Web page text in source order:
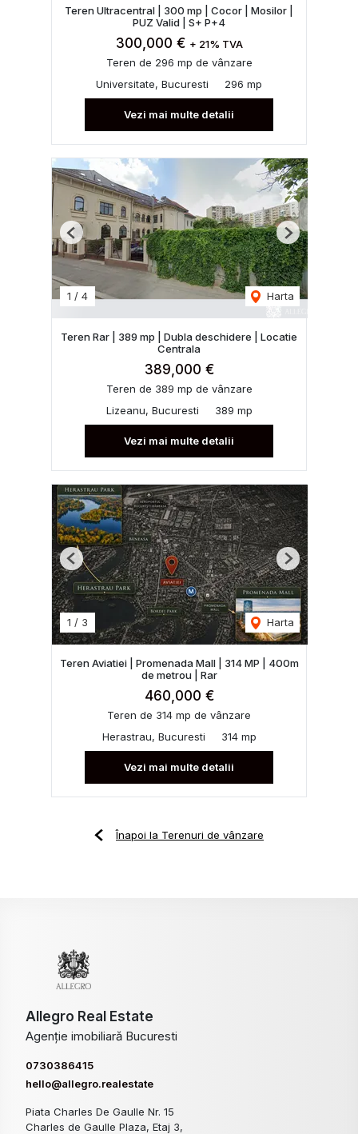
Teren Ultracentral | 300 mp | Cocor | Mosilor |
PUZ Valid | S+ P+4
300,000 € + 21% TVA
Teren de 296 mp de vânzare
Universitate, Bucuresti
296 mp
Vezi mai multe detalii
1 / 4 Harta
Previous Next
Teren Rar | 389 mp | Dubla deschidere | Locatie
Centrala
389,000 €
Teren de 389 mp de vânzare
Lizeanu, Bucuresti
389 mp
Vezi mai multe detalii
1 / 3 Harta
Previous Next
Teren Aviatiei | Promenada Mall | 314 MP | 400m
de metrou | Rar
460,000 €
Teren de 314 mp de vânzare
Herastrau, Bucuresti
314 mp
Vezi mai multe detalii
Înapoi la Terenuri de vânzare
Allegro Real Estate
Agenție imobiliară Bucuresti
0730386415
hello@allegro.realestate
Piata Charles De Gaulle Nr. 15
Charles de Gaulle Plaza, Etaj 3,